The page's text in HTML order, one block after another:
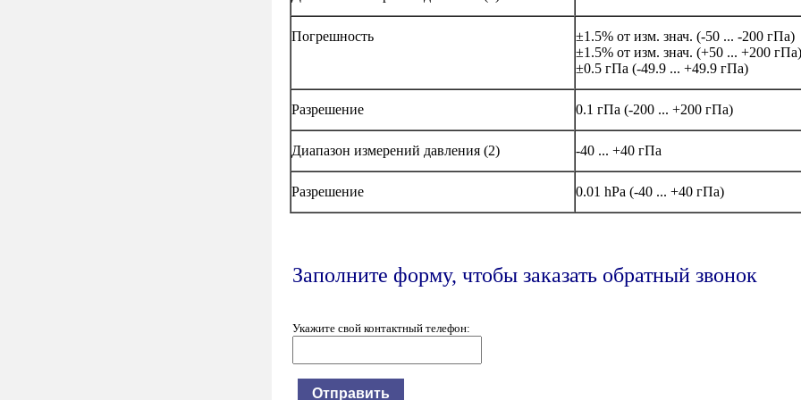
Погрешность
±1.5% от изм. знач. (-50 ... -200 гПа)
±1.5% от изм. знач. (+50 ... +200 гПа)
±0.5 гПа (-49.9 ... +49.9 гПа)
Разрешение 0.1 гПа (-200 ... +200 гПа)
Диапазон измерений давления (2) -40 ... +40 гПа
Разрешение 0.01 hPa (-40 ... +40 гПа)
Заполните форму, чтобы заказать обратный звонок
Укажите свой контактный телефон: